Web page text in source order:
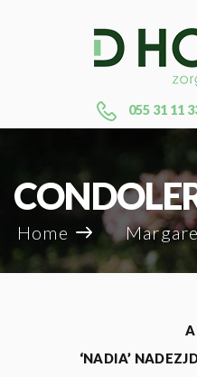
055 31 11
Home Margaretha
‘NADIA’